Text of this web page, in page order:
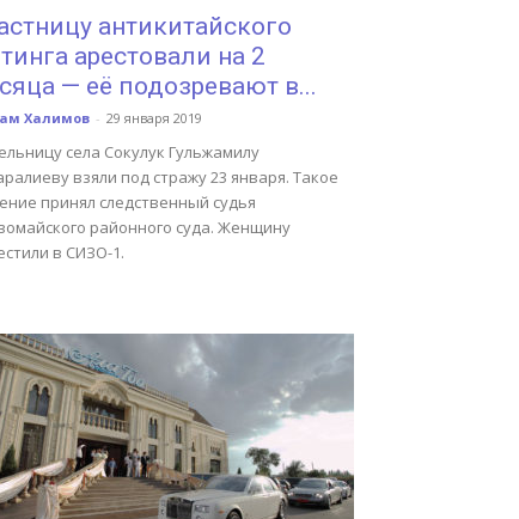
антикитайского
арестовали на 2
— её подозревают в...
Халимов - 29 января 2019
села Сокулук Гульжамилу
взяли под стражу 23 января. Такое
принял следственный судья
районного суда. Женщину
в СИЗО-1.